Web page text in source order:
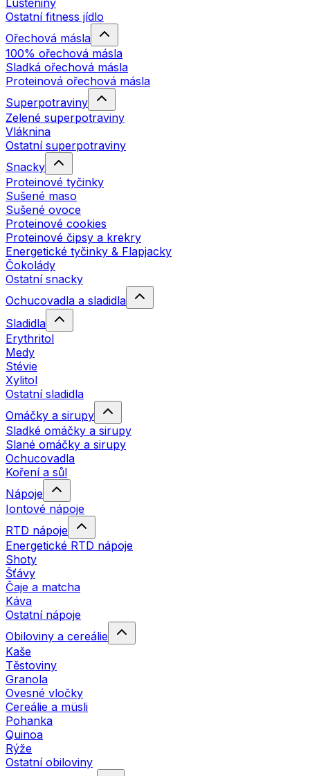
Luštěniny
Ostatní fitness jídlo
Ořechová másla
100% ořechová másla
Sladká ořechová másla
Proteinová ořechová másla
Superpotraviny
Zelené superpotraviny
Vláknina
Ostatní superpotraviny
Snacky
Proteinové tyčinky
Sušené maso
Sušené ovoce
Proteinové cookies
Proteinové čipsy a krekry
Energetické tyčinky & Flapjacky
Čokolády
Ostatní snacky
Ochucovadla a sladidla
Sladidla
Erythritol
Medy
Stévie
Xylitol
Ostatní sladidla
Omáčky a sirupy
Sladké omáčky a sirupy
Slané omáčky a sirupy
Ochucovadla
Koření a sůl
Nápoje
Iontové nápoje
RTD nápoje
Energetické RTD nápoje
Shoty
Šťávy
Čaje a matcha
Káva
Ostatní nápoje
Obiloviny a cereálie
Kaše
Těstoviny
Granola
Ovesné vločky
Cereálie a müsli
Pohanka
Quinoa
Rýže
Ostatní obiloviny